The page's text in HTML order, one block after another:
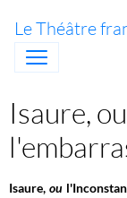
Le Théâtre
Isaure,
Isaure, ou